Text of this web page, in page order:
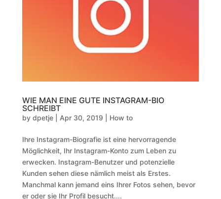
WIE MAN EINE GUTE INSTAGRAM-BIO
SCHREIBT
by dpetje| Apr 30, 2019 How to
Ihre Instagram-Biografie ist eine hervorragende
Möglichkeit, Ihr Instagram-Konto zum Leben zu
erwecken. Instagram-Benutzer und potenzielle
Kunden sehen diese nämlich meist als Erstes.
Manchmal kann jemand eins Ihrer Fotos sehen, bevor
er oder sie Ihr Profil besucht....